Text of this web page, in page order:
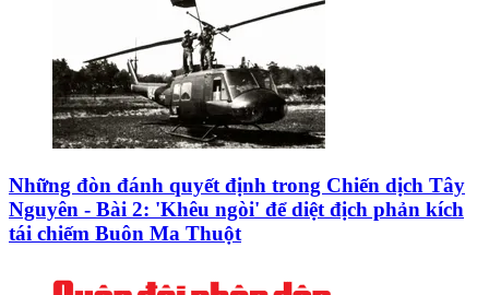
Những đòn đánh quyết định trong Chiến dịch Tây
Nguyên - Bài 2: 'Khêu ngòi' để diệt địch phản kích
tái chiếm Buôn Ma Thuột